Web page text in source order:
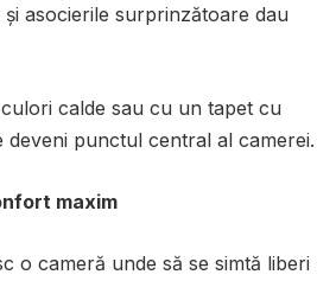
asocierile surprinzătoare dau
calde sau cu un tapet cu
deveni punctul central al camerei.
maxim
o cameră unde să se simtă liberi